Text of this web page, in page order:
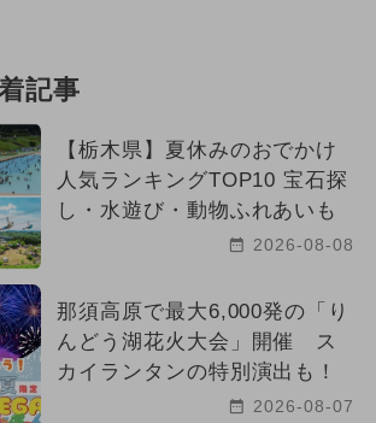
記事
【栃木県】夏休みのおでかけ
人気ランキングTOP10 宝石探
し・水遊び・動物ふれあいも
2026-08-08
那須高原で最大6,000発の「り
んどう湖花火大会」開催 ス
カイランタンの特別演出も！
2026-08-07